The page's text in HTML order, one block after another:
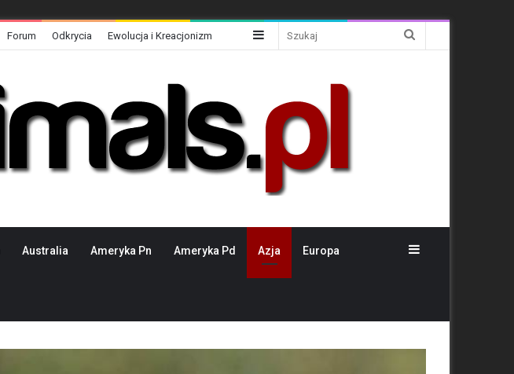
Forum Odkrycia Ewolucja i Kreacjonizm Sidebar
Australia Ameryka Pn Ameryka Pd Azja Europa Sidebar